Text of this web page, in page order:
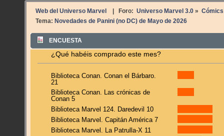
Web del Universo Marvel | Foro: Universo Marvel 3.0» Cómics
Tema: Novedades de Panini (no DC) de Mayo de 2026
ENCUESTA
¿Qué habéis comprado este mes?
Biblioteca Conan. Conan el Bárbaro.
21
Biblioteca Conan. Las crónicas de
Conan 5
Biblioteca Marvel 124. Daredevil 10
Biblioteca Marvel. Capitán América 7
Biblioteca Marvel. La Patrulla-X 11